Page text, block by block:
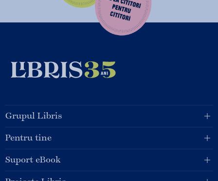
Grupul Libris
Pentru tine
Suport eBook